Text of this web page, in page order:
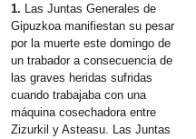
1. Las Juntas Generales de
Gipuzkoa manifiestan su pesar
por la muerte este domingo de
un trabador a consecuencia de
las graves heridas sufridas
cuando trabajaba con una
máquina cosechadora entre
Zizurkil y Asteasu. Las Juntas